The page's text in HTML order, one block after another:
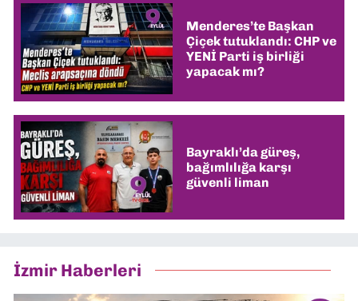
Menderes’te Başkan
Çiçek tutuklandı: CHP ve
YENİ Parti iş birliği
yapacak mı?
Bayraklı’da güreş,
bağımlılığa karşı
güvenli liman
İzmir Haberleri